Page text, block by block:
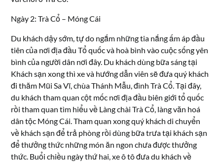
Ngày 2: Trà Cổ – Móng Cái
Du khách dậy sớm, tự do ngắm những tia nắng ấm áp đầu
tiên của nơi địa đầu Tổ quốc và hoà bình vào cuộc sống yên
bình của người dân nơi đây. Du khách dùng bữa sáng tại
Khách sạn xong thì xe và hướng dẫn viên sẽ đưa quý khách
đi thăm Mũi Sa Vĩ, chùa Thánh Mẫu, đình Trà Cổ. Tại đây,
du khách tham quan cột mốc nơi địa đầu biên giới tổ quốc
rồi tham quan tìm hiểu về Làng chài Trà Cổ, làng văn hoá
dân tộc Móng Cái. Tham quan xong quý khách di chuyển
về khách sạn để trả phòng rồi dùng bữa trưa tại khách sạn
để thưởng thức những món ăn ngon chưa được thưởng
thức. Buổi chiều ngày thứ hai, xe ô tô đưa du khách về